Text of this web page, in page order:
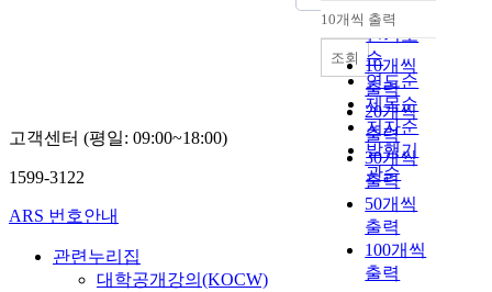
순
인기도
순
연도순
제목순
저자순
발행기
관순
내림차순
10개씩 출력
10개씩
출력
20개씩
출력
30개씩
출력
50개씩
출력
100개씩
출력
조회
고객센터 (평일: 09:00~18:00)
1599-3122
ARS 번호안내
관련누리집
대학공개강의(KOCW)